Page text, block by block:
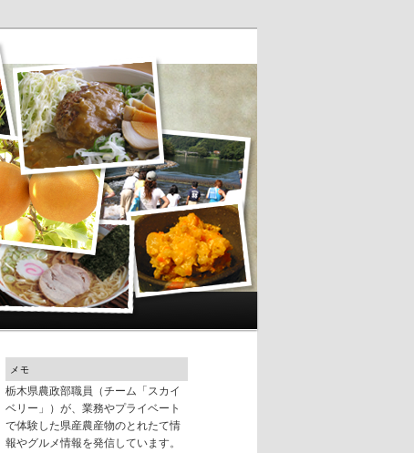
メモ
栃木県農政部職員（チーム「スカイ
ベリー」）が、業務やプライベート
で体験した県産農産物のとれたて情
報やグルメ情報を発信しています。